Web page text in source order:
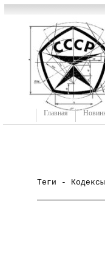
Главная
Теги -